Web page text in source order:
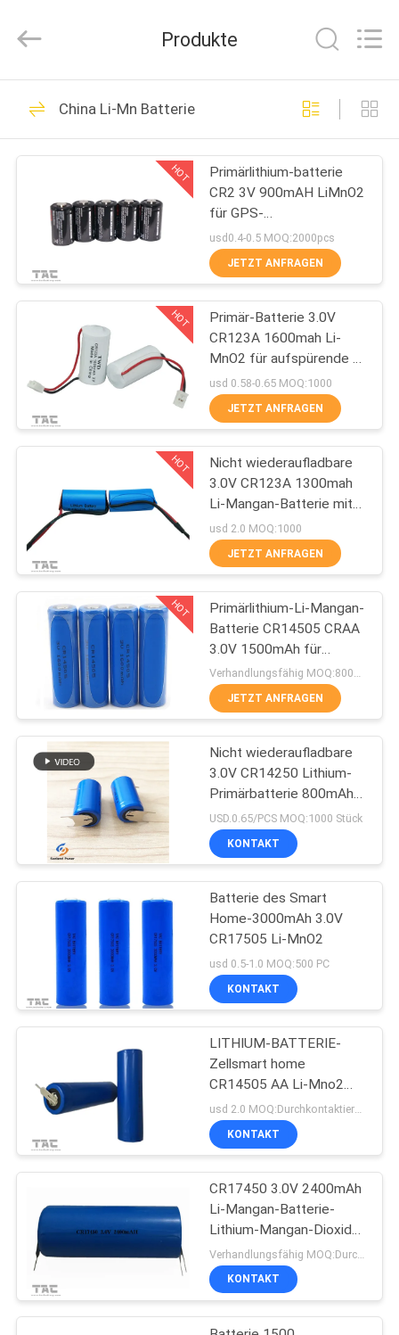
HAUS
PRODUKTE
VIDEOS
ÜBER
UNS
FABRIK-
AUSFLUG
QUALITÄTSKONTROLLE
TRETEN
SIE
MIT
UNS
VERBINDUNG
NACHRICHTEN
FÄLLE
FORDERN
SIE EIN
ZITAT
SITEMAP
PRIVACY
POLICY
Energy
Technology
All
Reserved.
Tragbares Energie-
Speicher-System
121
Lithium-Ionen
zylindrische Batterie
146
3.2V LiFePO4
Batterie
140
Li-Mn Batterie
51
Lithium-Ionen-
Polymer-Batterien
62
LiSOCl2 Batterie
12V LiFePO4
Batteriepack
122
Produkte
China Li-Mn Batterie
HOT
Primärlithium-batterie
CR2 3V 900mAH LiMnO2
für GPS-
Sicherheitssystem
usd0.4-0.5 MOQ:2000pcs
JETZT ANFRAGEN
HOT
Primär-Batterie 3.0V
CR123A 1600mah Li-
MnO2 für aufspürende \
elektrisches Mater Gps
usd 0.58-0.65 MOQ:1000
JETZT ANFRAGEN
HOT
Nicht wiederaufladbare
3.0V CR123A 1300mah
Li-Mangan-Batterie mit
Draht
usd 2.0 MOQ:1000
JETZT ANFRAGEN
HOT
Primärlithium-Li-Mangan-
Batterie CR14505 CRAA
3.0V 1500mAh für
Verbrauchszähler, Tür-
Schließfächer
Verhandlungsfähig MOQ:800PCS
JETZT ANFRAGEN
Nicht wiederaufladbare
3.0V CR14250 Lithium-
Primärbatterie 800mAh
mit Tabs Anwendung für
Smart Home
USD.0.65/PCS MOQ:1000 Stück
KONTAKT
Batterie des Smart
Home-3000mAh 3.0V
CR17505 Li-MnO2
usd 0.5-1.0 MOQ:500 PC
KONTAKT
LITHIUM-BATTERIE-
Zellsmart home
CR14505 AA Li-Mno2
Primärbatterie-1600mAh
3.0V
KONTAKT
CR17450 3.0V 2400mAh
Li-Mangan-Batterie-
Lithium-Mangan-Dioxid-
Batterie
KONTAKT